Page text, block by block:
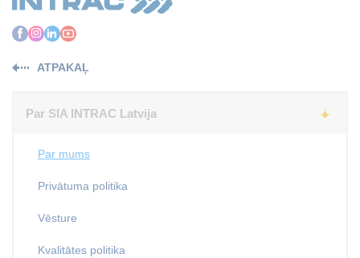
ATPAKAĻ
Par SIA INTRAC Latvija
Par mums
Privātuma politika
Vēsture
Kvalitātes politika